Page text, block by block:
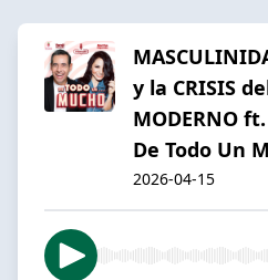
y la CRISIS
MODERNO
De Todo Un
2026-04-15